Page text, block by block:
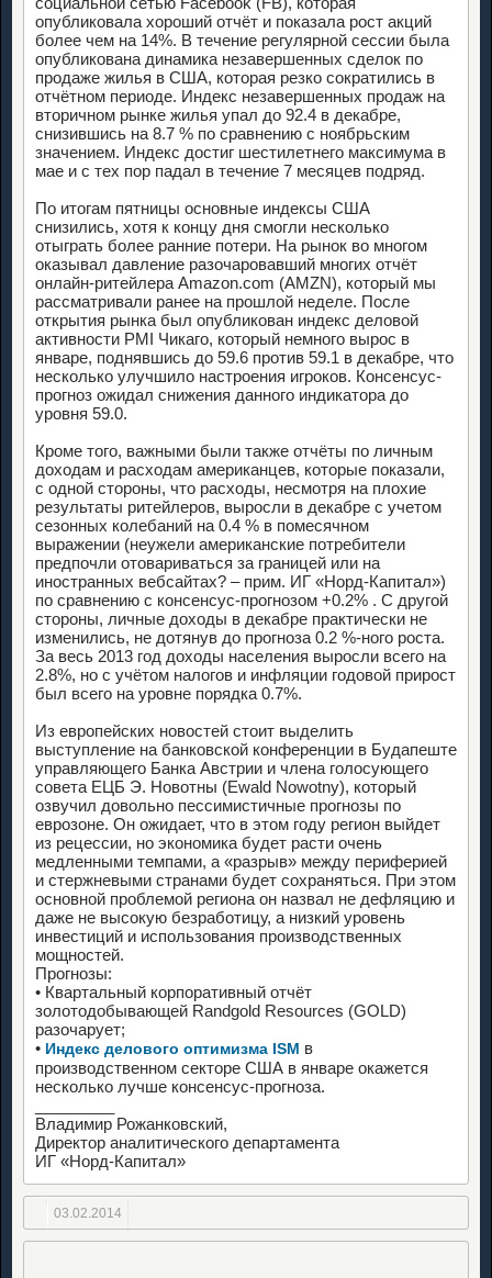
опубликовала хороший отчёт и показала рост акций
более чем на 14%. В течение регулярной сессии была
опубликована динамика незавершенных сделок по
продаже жилья в США, которая резко сократились в
отчётном периоде. Индекс незавершенных продаж на
вторичном рынке жилья упал до 92.4 в декабре,
снизившись на 8.7 % по сравнению с ноябрьским
значением. Индекс достиг шестилетнего максимума в
мае и с тех пор падал в течение 7 месяцев подряд.
По итогам пятницы основные индексы США
снизились, хотя к концу дня смогли несколько
отыграть более ранние потери. На рынок во многом
оказывал давление разочаровавший многих отчёт
онлайн-ритейлера Amazon.com (AMZN), который мы
рассматривали ранее на прошлой неделе. После
открытия рынка был опубликован индекс деловой
активности PMI Чикаго, который немного вырос в
январе, поднявшись до 59.6 против 59.1 в декабре, что
несколько улучшило настроения игроков. Консенсус-
прогноз ожидал снижения данного индикатора до
уровня 59.0.
Кроме того, важными были также отчёты по личным
доходам и расходам американцев, которые показали,
с одной стороны, что расходы, несмотря на плохие
результаты ритейлеров, выросли в декабре с учетом
сезонных колебаний на 0.4 % в помесячном
выражении (неужели американские потребители
предпочли отовариваться за границей или на
иностранных вебсайтах? – прим. ИГ «Норд-Капитал»)
по сравнению с консенсус-прогнозом +0.2% . С другой
стороны, личные доходы в декабре практически не
изменились, не дотянув до прогноза 0.2 %-ного роста.
За весь 2013 год доходы населения выросли всего на
2.8%, но с учётом налогов и инфляции годовой прирост
был всего на уровне порядка 0.7%.
Из европейских новостей стоит выделить
выступление на банковской конференции в Будапеште
управляющего Банка Австрии и члена голосующего
совета ЕЦБ Э. Новотны (Ewald Nowotny), который
озвучил довольно пессимистичные прогнозы по
еврозоне. Он ожидает, что в этом году регион выйдет
из рецессии, но экономика будет расти очень
медленными темпами, а «разрыв» между периферией
и стержневыми странами будет сохраняться. При этом
основной проблемой региона он назвал не дефляцию и
даже не высокую безработицу, а низкий уровень
инвестиций и использования производственных
мощностей.
Прогнозы:
• Квартальный корпоративный отчёт
золотодобывающей Randgold Resources (GOLD)
разочарует;
• Индекс делового оптимизма ISM в
производственном секторе США в январе окажется
несколько лучше консенсус-прогноза.
Владимир Рожанковский,
Директор аналитического департамента
ИГ «Норд-Капитал»
03.02.2014